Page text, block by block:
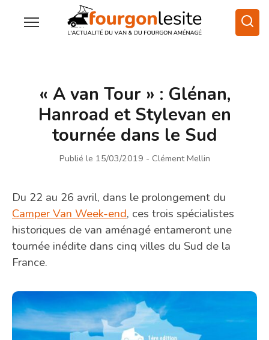
« A van Tour » : Glénan,
Hanroad et Stylevan en
tournée dans le Sud
Publié le 15/03/2019 - Clément Mellin
Du 22 au 26 avril, dans le prolongement du
Camper Van Week-end, ces trois spécialistes
historiques de van aménagé entameront une
tournée inédite dans cinq villes du Sud de la
France.